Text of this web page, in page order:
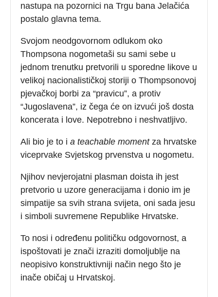
nastupa na pozornici na Trgu bana Jelačića
postalo glavna tema.
Svojom neodgovornom odlukom oko
Thompsona nogometaši su sami sebe u
jednom trenutku pretvorili u sporedne likove u
velikoj nacionalističkoj storiji o Thompsonovoj
pjevačkoj borbi za “pravicu”, a protiv
“Jugoslavena”, iz čega će on izvući još dosta
koncerata i love. Nepotrebno i neshvatljivo.
Ali bio je to ia teachable momentza hrvatske
viceprvake Svjetskog prvenstva u nogometu.
Njihov nevjerojatni plasman doista ih jest
pretvorio u uzore generacijama i donio im je
simpatije sa svih strana svijeta, oni sada jesu
i simboli suvremene Republike Hrvatske.
To nosi i određenu političku odgovornost, a
ispoštovati je znači izraziti domoljublje na
neopisivo konstruktivniji način nego što je
inače običaj u Hrvatskoj.